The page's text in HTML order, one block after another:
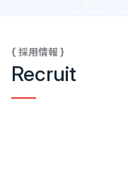
{ 採用情報 }
Recruit